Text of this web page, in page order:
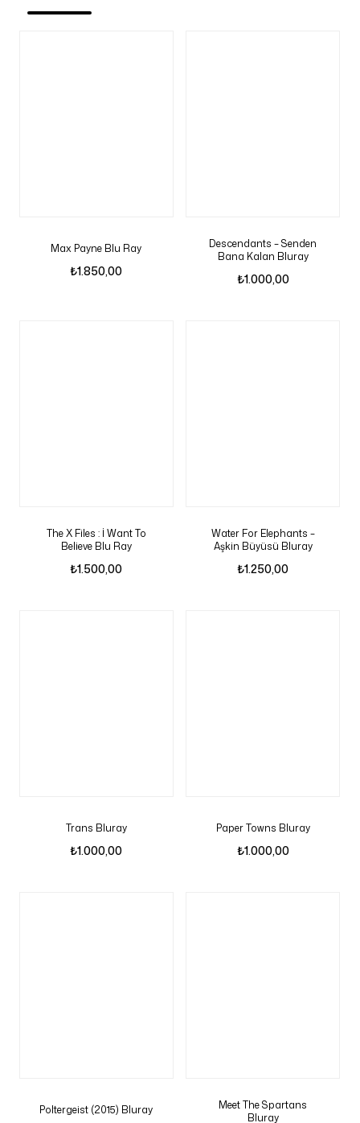
Max Payne Blu Ray
₺1.850,00
Descendants – Senden
Bana Kalan Bluray
₺1.000,00
The X Files : İ Want To
Believe Blu Ray
₺1.500,00
Water For Elephants –
Aşkin Büyüsü Bluray
₺1.250,00
Trans Bluray
₺1.000,00
Paper Towns Bluray
₺1.000,00
Poltergeist (2015) Bluray
Meet The Spartans
Bluray